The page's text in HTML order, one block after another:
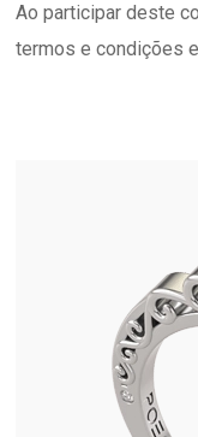
Ao participar deste
termos e condições